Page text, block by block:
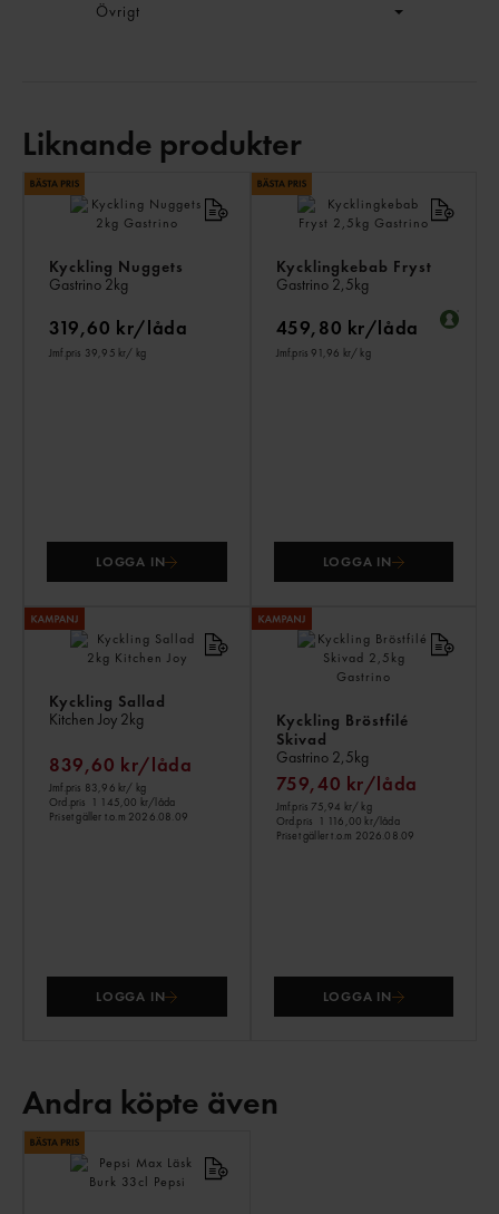
Övrigt
Liknande produkter
Kyckling Nuggets
Gastrino 2kg
319,60 kr/låda
Jmf.pris 39,95 kr/ kg
LOGGA IN
Kycklingkebab Fryst
Gastrino 2,5kg
459,80 kr/låda
Jmf.pris 91,96 kr/ kg
LOGGA IN
Kyckling Sallad
Kitchen Joy 2kg
839,60 kr/låda
Jmf.pris 83,96 kr/ kg
Ord.pris
1 145,00 kr/låda
Priset gäller t.o.m 2026.08.09
LOGGA IN
Kyckling Bröstfilé
Skivad
Gastrino 2,5kg
759,40 kr/låda
Jmf.pris 75,94 kr/ kg
Ord.pris
1 116,00 kr/låda
Priset gäller t.o.m 2026.08.09
LOGGA IN
Andra köpte även